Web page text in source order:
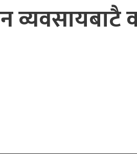
व्यवसायबाटै